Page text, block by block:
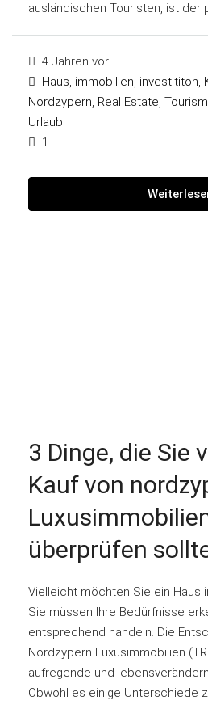
ausländischen Touristen, ist der
4 Jahren vor
Haus, immobilien, investititon,
Nordzypern, Real Estate,
Urlaub
1
3 Dinge, die Sie
Kauf von
überprüfen
Vielleicht möchten Sie ein Haus
Sie müssen Ihre Bedürfnisse
entsprechend handeln. Die
Nordzypern Luxusimmobilien
aufregende und
Obwohl es einige Unterschiede